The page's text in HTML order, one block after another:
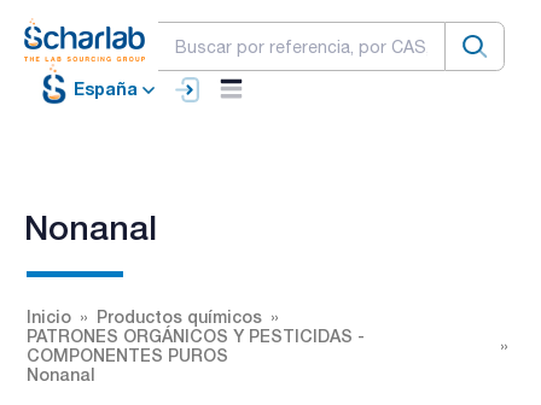
España
Nonanal
Inicio
Productos químicos
PATRONES ORGÁNICOS Y PESTICIDAS -
COMPONENTES PUROS
Nonanal